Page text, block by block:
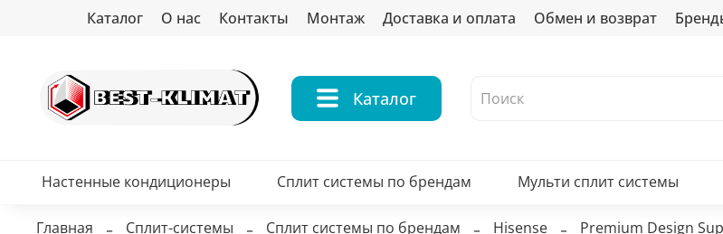
Каталог О нас Контакты Монтаж Доставка и оплата Обмен и возврат
Каталог
Настенные кондиционеры Сплит системы по брендам Мульти сплит системы
Главная Сплит-системы Сплит системы по брендам Hisense Premium Design